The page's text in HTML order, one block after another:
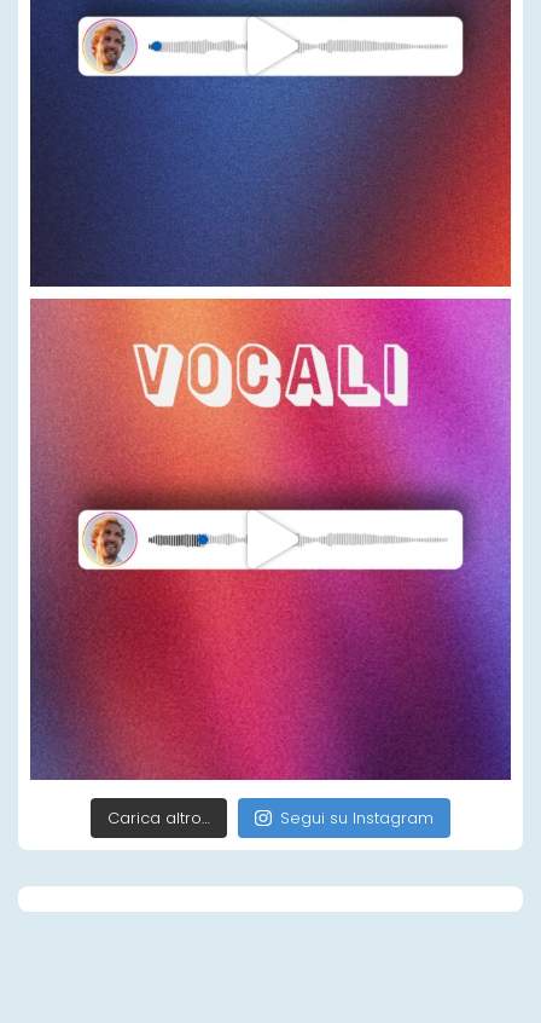
Carica altro… Segui su Instagram